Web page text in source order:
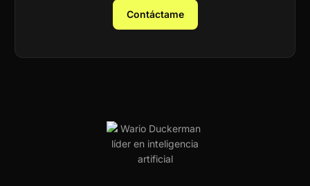
Contáctame